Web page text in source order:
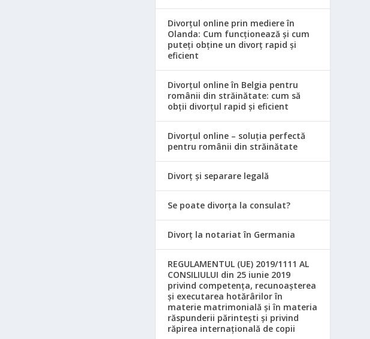
Divorțul online prin mediere în
Olanda: Cum funcționează și cum
puteți obține un divorț rapid și
eficient
Divorțul online în Belgia pentru
românii din străinătate: cum să
obții divorțul rapid și eficient
Divorțul online – soluția perfectă
pentru românii din străinătate
Divorț și separare legală
Se poate divorța la consulat?
Divorț la notariat în Germania
REGULAMENTUL (UE) 2019/1111 AL
CONSILIULUI din 25 iunie 2019
privind competența, recunoașterea
și executarea hotărârilor în
materie matrimonială și în materia
răspunderii părintești și privind
răpirea internațională de copii